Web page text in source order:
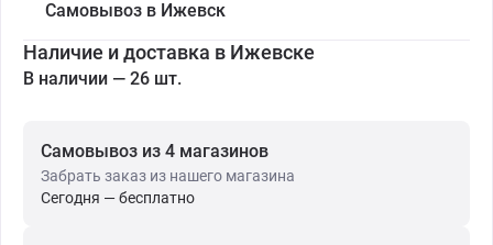
Самовывоз в Ижевск
Наличие и доставка в Ижевске
В наличии — 26 шт.
Самовывоз из 4 магазинов
Забрать заказ из нашего магазина
Сегодня — бесплатно